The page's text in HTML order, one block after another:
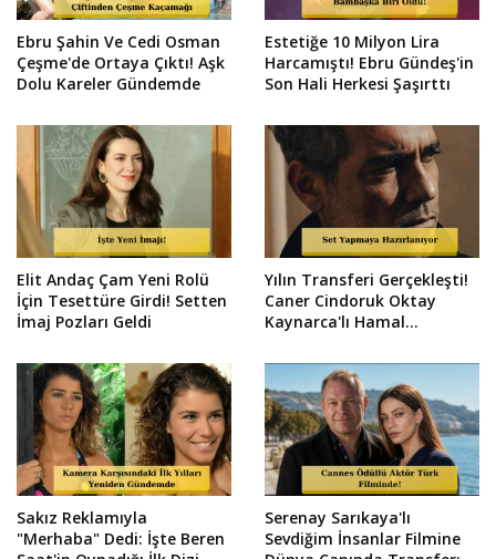
Ebru Şahin Ve Cedi Osman
Çeşme'de Ortaya Çıktı! Aşk
Dolu Kareler Gündemde
Estetiğe 10 Milyon Lira
Harcamıştı! Ebru Gündeş'in
Son Hali Herkesi Şaşırttı
Elit Andaç Çam Yeni Rolü
İçin Tesettüre Girdi! Setten
İmaj Pozları Geldi
Yılın Transferi Gerçekleşti!
Caner Cindoruk Oktay
Kaynarca'lı Hamal
Sakız Reklamıyla
"Merhaba" Dedi: İşte Beren
Serenay Sarıkaya'lı
Sevdiğim İnsanlar Filmine